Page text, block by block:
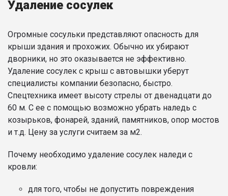
Удаление сосулек
Огромные сосульки представляют опасность для
крыши здания и прохожих. Обычно их убирают
дворники, но это оказывается не эффективно.
Удаление сосулек с крыш с автовышки уберут
специалисты компании безопасно, быстро.
Спецтехника имеет высоту стрелы от двенадцати до
60 м. С ее с помощью возможно убрать наледь с
козырьков, фонарей, зданий, памятников, опор мостов
и т.д. Цену за услуги считаем за м2.
Почему необходимо удаление сосулек наледи с
кровли:
для того, чтобы не допустить повреждения